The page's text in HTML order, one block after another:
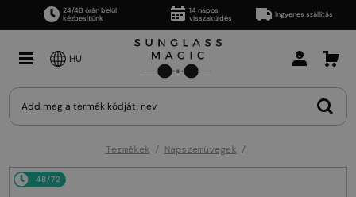
24/48 órán belül
kézbesítünk
14 napos
visszaküldés
Ingyenes szállítás
HU
Termékek Napszemüvegek
48/72